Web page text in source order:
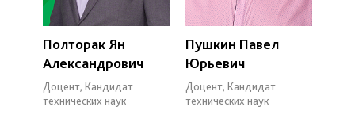
Полторак Ян
Александрович
Доцент, Кандидат
технических наук
Пушкин Павел
Юрьевич
Доцент, Кандидат
технических наук